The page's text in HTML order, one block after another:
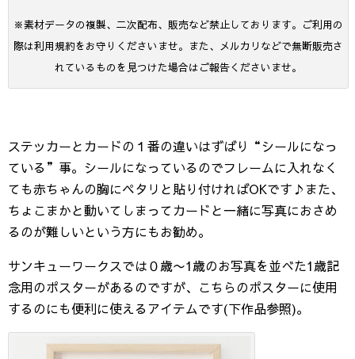
※素材データの複製、二次配布、販売など禁止しております。ご利用の
際は利用規約をお守りくださいませ。また、メルカリなどで無断販売さ
れているものを見つけた場合はご報告くださいませ。
ステッカーとカードの１番の違いはずばり“シールになっ
ている”事。シールになっているのでフレームに入れなく
ても赤ちゃんの胸にペタリと貼り付ければOKです♪また、
ちょこまかと動いてしまってカードと一緒に写真におさめ
るのが難しいという方にもお勧め。
サンキューワークスでは０歳〜1歳のお写真を並べた1歳記
念用のポスターがあるのですが、こちらのポスターに使用
するのにも便利に使えるアイテムです(下作品参照)。